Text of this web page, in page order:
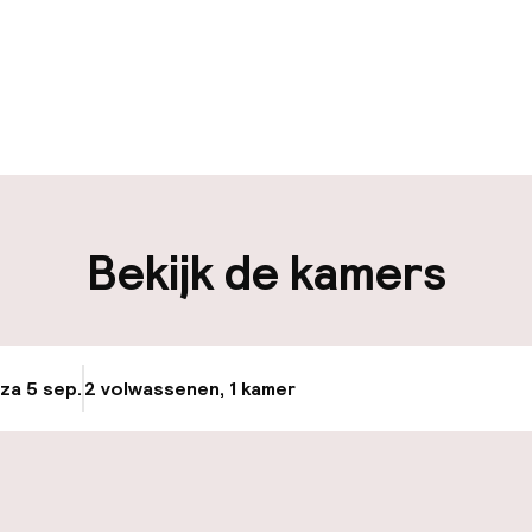
op eigen
op eigen
Openbaar
Fietsverhuur
Bekijk de kamers
5 sep.2 volwassenen, 1 kamer